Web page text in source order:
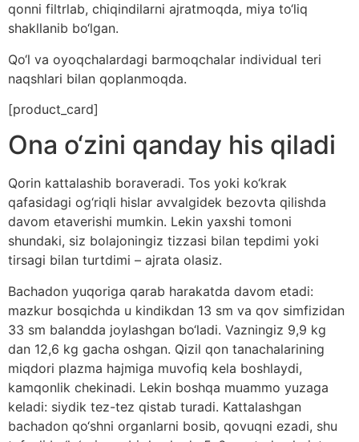
qonni filtrlab, chiqindilarni ajratmoqda, miya to‘liq
shakllanib bo‘lgan.
Qo‘l va oyoqchalardagi barmoqchalar individual teri
naqshlari bilan qoplanmoqda.
[product_card]
Ona o‘zini qanday his qiladi
Qorin kattalashib boraveradi. Tos yoki ko‘krak
qafasidagi og‘riqli hislar avvalgidek bezovta qilishda
davom etaverishi mumkin. Lekin yaxshi tomoni
shundaki, siz bolajoningiz tizzasi bilan tepdimi yoki
tirsagi bilan turtdimi – ajrata olasiz.
Bachadon yuqoriga qarab harakatda davom etadi:
mazkur bosqichda u kindikdan 13 sm va qov simfizidan
33 sm balandda joylashgan bo‘ladi. Vazningiz 9,9 kg
dan 12,6 kg gacha oshgan. Qizil qon tanachalarining
miqdori plazma hajmiga muvofiq kela boshlaydi,
kamqonlik chekinadi. Lekin boshqa muammo yuzaga
keladi: siydik tez-tez qistab turadi. Kattalashgan
bachadon qo‘shni organlarni bosib, qovuqni ezadi, shu